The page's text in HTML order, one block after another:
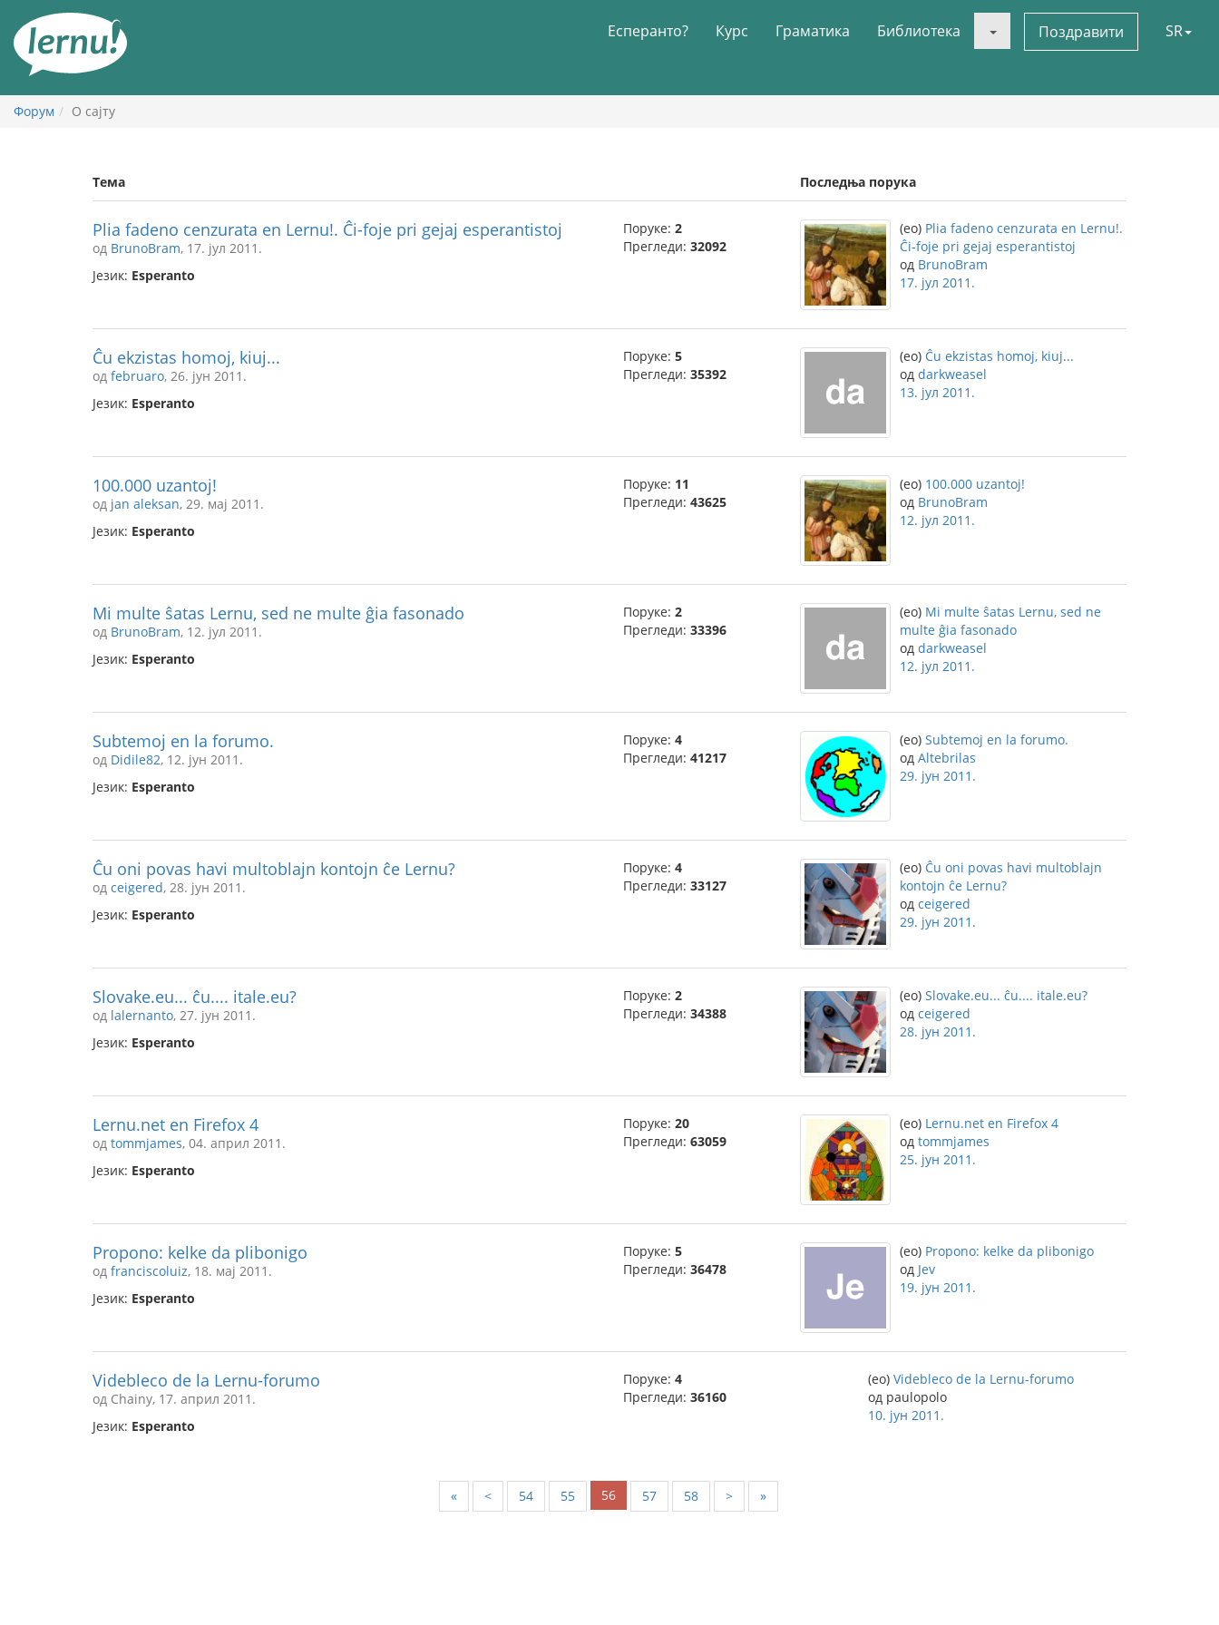
садржају
Есперанто? Курс Граматика Библиотека Поздравити SR
Форум О сајту
Тема Последња порука
Plia fadeno cenzurata en Lernu!. Ĉi-foje pri gejaj esperantistoj
од BrunoBram, 17. јул 2011.
Језик: Esperanto
Поруке: 2
Прегледи: 32092
(eo) Plia fadeno cenzurata en Lernu!.
Ĉi-foje pri gejaj esperantistoj
од BrunoBram
17. јул 2011.
Ĉu ekzistas homoj, kiuj...
од februaro, 26. јун 2011.
Језик: Esperanto
Поруке: 5
Прегледи: 35392
(eo) Ĉu ekzistas homoj, kiuj...
од darkweasel
13. јул 2011.
100.000 uzantoj!
од jan aleksan, 29. мај 2011.
Језик: Esperanto
Поруке: 11
Прегледи: 43625
(eo) 100.000 uzantoj!
од BrunoBram
12. јул 2011.
Mi multe ŝatas Lernu, sed ne multe ĝia fasonado
од BrunoBram, 12. јул 2011.
Језик: Esperanto
Поруке: 2
Прегледи: 33396
(eo) Mi multe ŝatas Lernu, sed ne
multe ĝia fasonado
од darkweasel
12. јул 2011.
Subtemoj en la forumo.
од Didile82, 12. јун 2011.
Језик: Esperanto
Поруке: 4
Прегледи: 41217
(eo) Subtemoj en la forumo.
од Altebrilas
29. јун 2011.
Ĉu oni povas havi multoblajn kontojn ĉe Lernu?
од ceigered, 28. јун 2011.
Језик: Esperanto
Поруке: 4
Прегледи: 33127
(eo) Ĉu oni povas havi multoblajn
kontojn ĉe Lernu?
од ceigered
29. јун 2011.
Slovake.eu... ĉu.... itale.eu?
од lalernanto, 27. јун 2011.
Језик: Esperanto
Поруке: 2
Прегледи: 34388
(eo) Slovake.eu... ĉu.... itale.eu?
од ceigered
28. јун 2011.
Lernu.net en Firefox 4
од tommjames, 04. април 2011.
Језик: Esperanto
Поруке: 20
Прегледи: 63059
(eo) Lernu.net en Firefox 4
од tommjames
25. јун 2011.
Propono: kelke da plibonigo
од franciscoluiz, 18. мај 2011.
Језик: Esperanto
Поруке: 5
Прегледи: 36478
(eo) Propono: kelke da plibonigo
од Jev
19. јун 2011.
Videbleco de la Lernu-forumo
од Chainy, 17. април 2011.
Језик: Esperanto
Поруке: 4
Прегледи: 36160
(eo) Videbleco de la Lernu-forumo
од paulopolo
10. јун 2011.
« < 54 55 56 57 58 > »